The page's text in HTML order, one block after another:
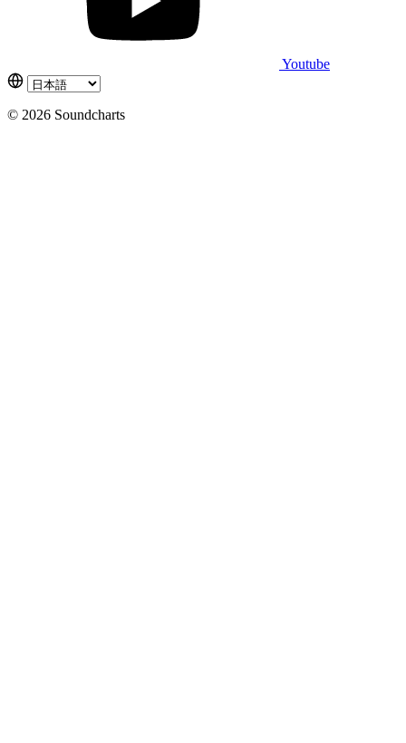
Youtube
© 2026 Soundcharts